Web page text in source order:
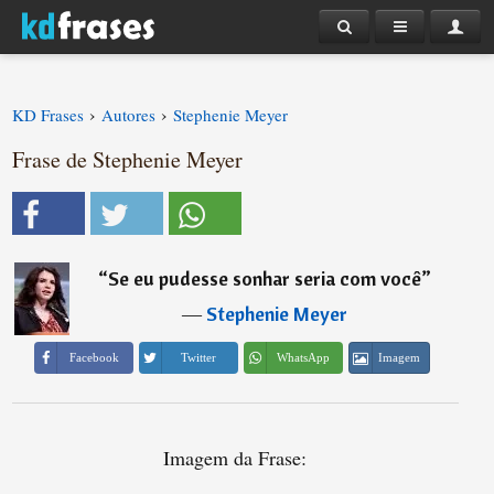
KD Frases › Autores › Stephenie Meyer
Frase de Stephenie Meyer
“Se eu pudesse sonhar seria com você”
―Stephenie Meyer
Facebook Twitter WhatsApp Imagem
Imagem da Frase: